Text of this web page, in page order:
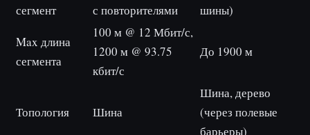
сегмент
с повторителями
шины)
Max длина
сегмента
100 м @ 12 Мбит/с,
1200 м @ 93.75
кбит/с
До 1900 м
Топология Шина
Шина, дерево
(через полевые
барьеры)